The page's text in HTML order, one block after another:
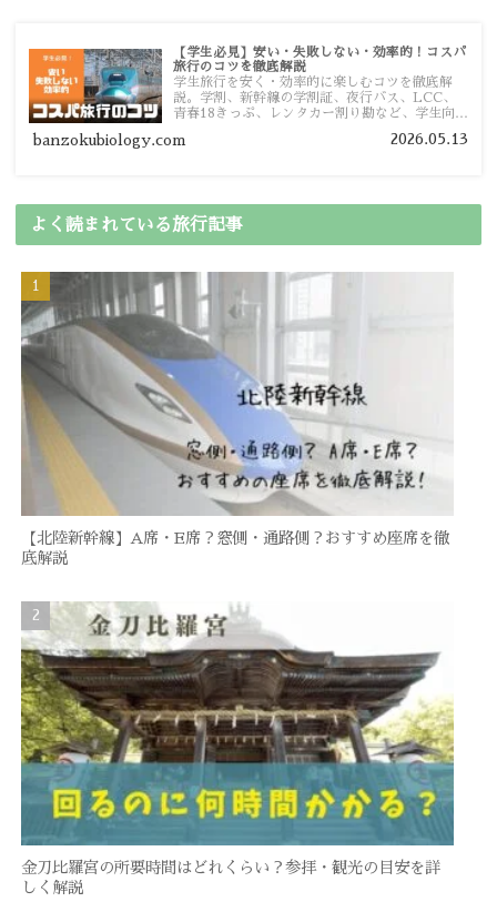
【学生必見】安い・失敗しない・効率的！コスパ
旅行のコツを徹底解説
学生旅行を安く・効率的に楽しむコツを徹底解
説。学割、新幹線の学割証、夜行バス、LCC、
青春18きっぷ、レンタカー割り勘など、学生向け
banzokubiology.com 2026.05.13
よく読まれている旅行記事
【北陸新幹線】A席・E席？窓側・通路側？おすすめ座席を徹
底解説
金刀比羅宮の所要時間はどれくらい？参拝・観光の目安を詳
しく解説